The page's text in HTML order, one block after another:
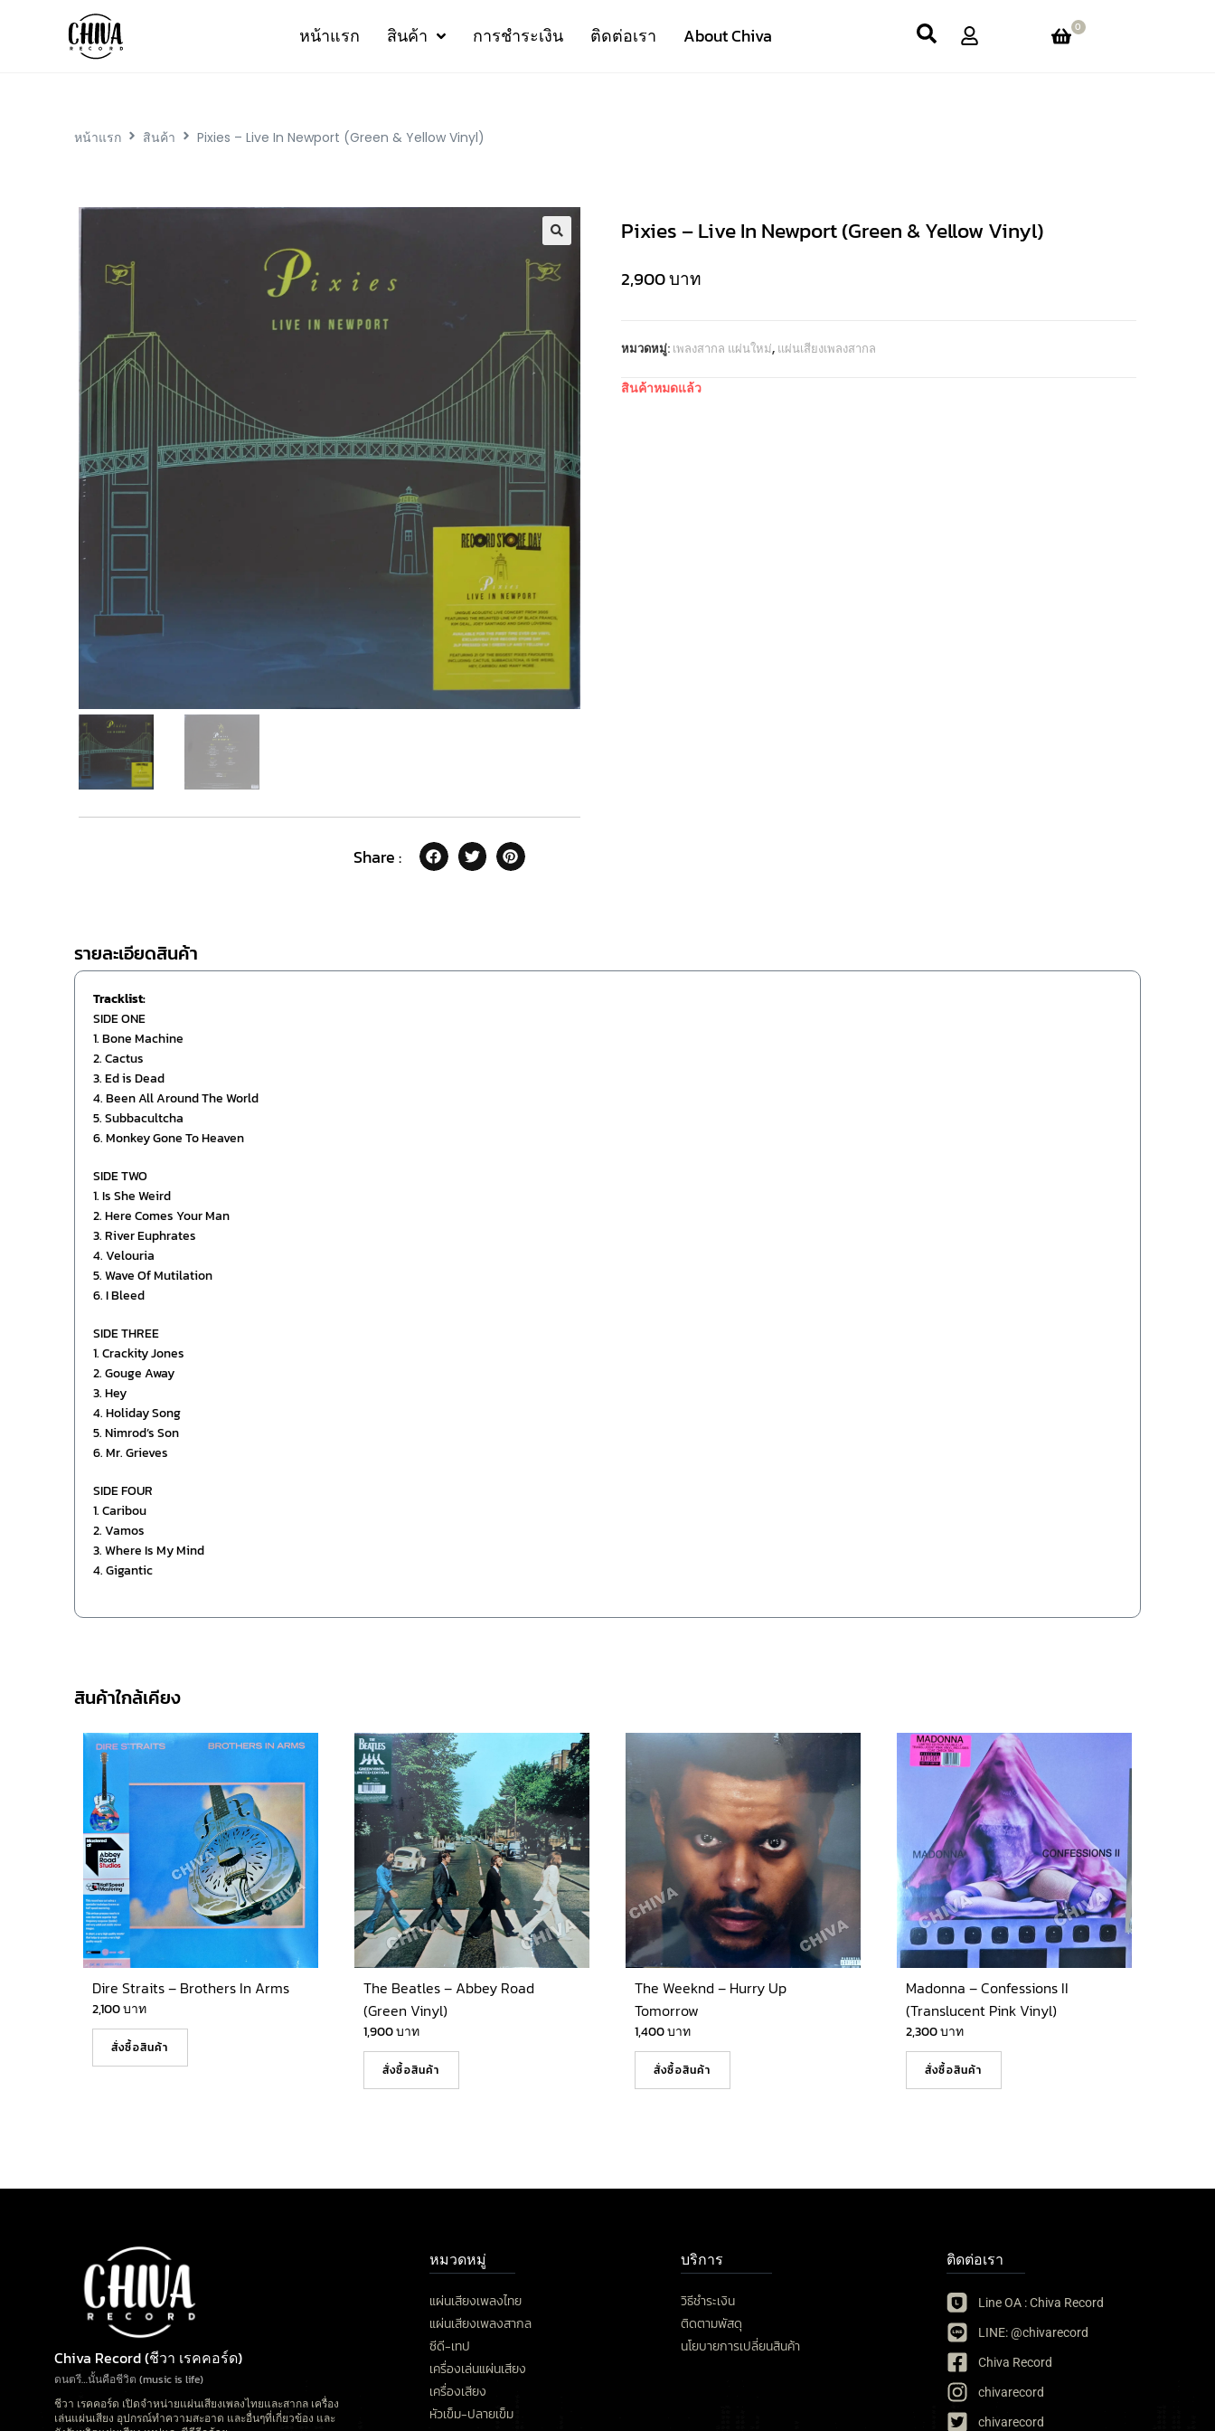
หน้าแรก สินค้า การชำระเงิน ติดต่อเรา About Chiva 0
หน้าแรก สินค้า Pixies – Live In Newport (Green & Yellow Vinyl)
Share :
Pixies – Live In Newport (Green & Yellow Vinyl)
2,900บาท
หมวดหมู่: เพลงสากล แผ่นใหม่, แผ่นเสียงเพลงสากล
สินค้าหมดแล้ว
รายละเอียดสินค้า
Tracklist:
SIDE ONE
1. Bone Machine
2. Cactus
3. Ed is Dead
4. Been All Around The World
5. Subbacultcha
6. Monkey Gone To Heaven
SIDE TWO
1. Is She Weird
2. Here Comes Your Man
3. River Euphrates
4. Velouria
5. Wave Of Mutilation
6. I Bleed
SIDE THREE
1. Crackity Jones
2. Gouge Away
3. Hey
4. Holiday Song
5. Nimrod’s Son
6. Mr. Grieves
SIDE FOUR
1. Caribou
2. Vamos
3. Where Is My Mind
4. Gigantic
สินค้าใกล้เคียง
Dire Straits – Brothers In Arms
2,100บาท
สั่งซื้อสินค้า
The Beatles – Abbey Road
(Green Vinyl)
1,900บาท
สั่งซื้อสินค้า
The Weeknd – Hurry Up
Tomorrow
1,400บาท
สั่งซื้อสินค้า
Madonna – Confessions II
(Translucent Pink Vinyl)
2,300บาท
สั่งซื้อสินค้า
Chiva Record (ชีวา เรคคอร์ด)
ดนตรี…นั้นคือชีวิต (music is life)
ชีวา เรคคอร์ด เปิดจำหน่ายแผ่นเสียงเพลงไทยและสากล เครื่อง
เล่นแผ่นเสียง อุปกรณ์ทำความสะอาด และอื่นๆที่เกี่ยวข้อง และ
หมวดหมู่
แผ่นเสียงเพลงไทย
แผ่นเสียงเพลงสากล
ซีดี-เทป
เครื่องเล่นแผ่นเสียง
เครื่องเสียง
หัวเข็ม-ปลายเข็ม
บริการ
วิธีชำระเงิน
ติดตามพัสดุ
นโยบายการเปลี่ยนสินค้า
ติดต่อเรา
Line OA : Chiva Record
LINE: @chivarecord
Chiva Record
chivarecord
chivarecord